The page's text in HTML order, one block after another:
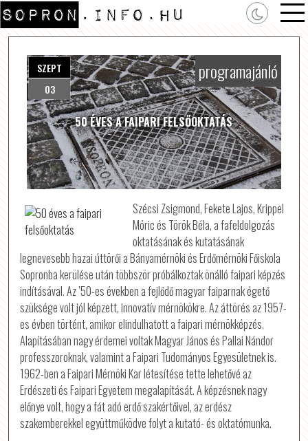
50 ÉVES A FAIPARI FELSŐOKTATÁS
SZEPT
03
programajánló
Szécsi Zsigmond, Fekete Lajos, Krippel
Móric és Török Béla, a fafeldolgozás
oktatásának és kutatásának
legnevesebb hazai úttörői a Bányamérnöki és Erdőmérnöki Főiskola
Sopronba kerülése után többször próbálkoztak önálló faipari képzés
indításával. Az ’50-es években a fejlődő magyar faiparnak égető
szüksége volt jól képzett, innovatív mérnökökre. Az áttörés az 1957-
es évben történt, amikor elindulhatott a faipari mérnökképzés.
Alapításában nagy érdemei voltak Magyar János és Pallai Nándor
professzoroknak, valamint a Faipari Tudományos Egyesületnek is.
1962-ben a Faipari Mérnöki Kar létesítése tette lehetővé az
Erdészeti és Faipari Egyetem megalapítását. A képzésnek nagy
előnye volt, hogy a fát adó erdő szakértőivel, az erdész
szakemberekkel együttműködve folyt a kutató- és oktatómunka.